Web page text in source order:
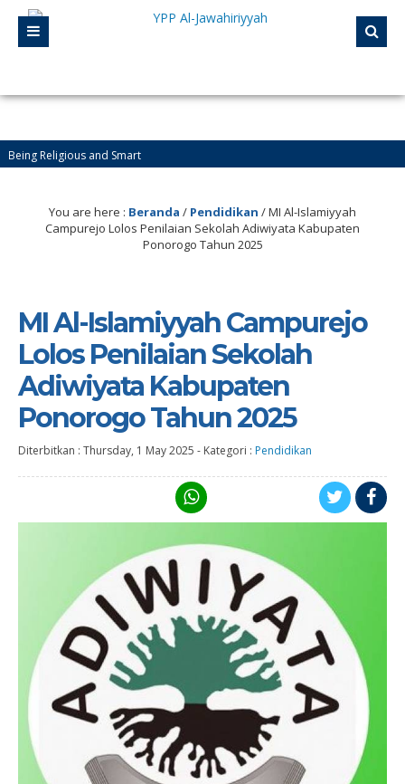
and Smart
Pendidikan Pesantren Al-Jawahiriyyah Campurejo Sambit Ponorogo
You are here : Beranda / Pendidikan /MI Al-Islamiyyah
Campurejo Lolos Penilaian Sekolah Adiwiyata Kabupaten
Ponorogo Tahun 2025
MI Al-Islamiyyah Campurejo
Lolos Penilaian Sekolah
Adiwiyata Kabupaten
Ponorogo Tahun 2025
Diterbitkan : Thursday, 1 May 2025 - Kategori : Pendidikan